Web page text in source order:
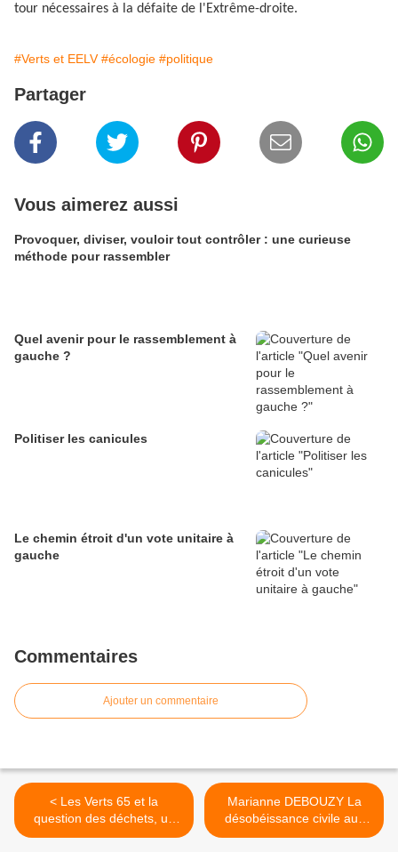
tour nécessaires à la défaite de l'Extrême-droite.
#Verts et EELV #écologie #politique
Partager
Vous aimerez aussi
Provoquer, diviser, vouloir tout contrôler : une curieuse
méthode pour rassembler
Quel avenir pour le rassemblement à
gauche ?
Politiser les canicules
Le chemin étroit d'un vote unitaire à
gauche
Commentaires
Ajouter un commentaire
< Les Verts 65 et la
question des déchets, un
bilan personnel
Marianne DEBOUZY La
désobéissance civile aux
Etats-Unis et en France